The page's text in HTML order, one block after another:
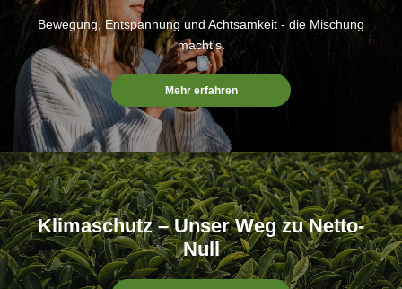
Bewegung, Entspannung und Achtsamkeit - die Mischung
macht's.
Mehr erfahren
Klimaschutz – Unser Weg zu Netto-
Null